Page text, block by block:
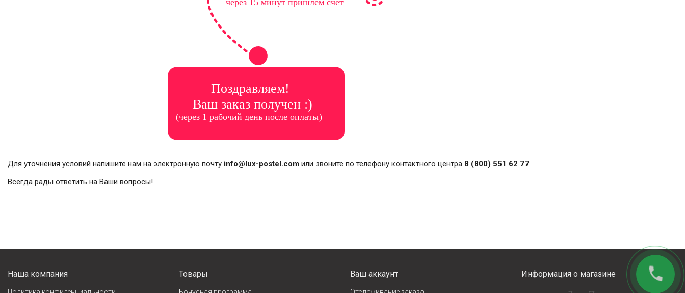
Для уточнения условий напишите нам на электронную почту info@lux-postel.com или звоните по телефону контактного центра 8 (800) 551 62 77
Всегда рады ответить на Ваши вопросы!
Наша компания Товары Ваш аккаунт Информация о магазине phone